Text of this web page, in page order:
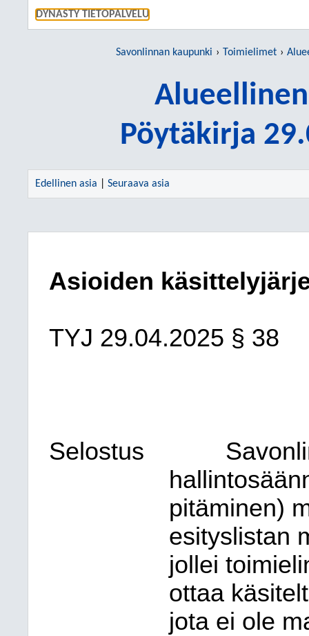
DYNASTY TIETOPALVELU
Savonlinnan kaupunki Toimielimet
Pöytäkirja
Edellinen asia Seuraava asia
Asioiden
TYJ 29.04.2025 § 38
Selostus
pitäminen)
esityslistan
jollei
ottaa
jota ei ole